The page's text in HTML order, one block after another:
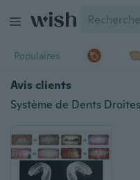
Populaires
Avis clients